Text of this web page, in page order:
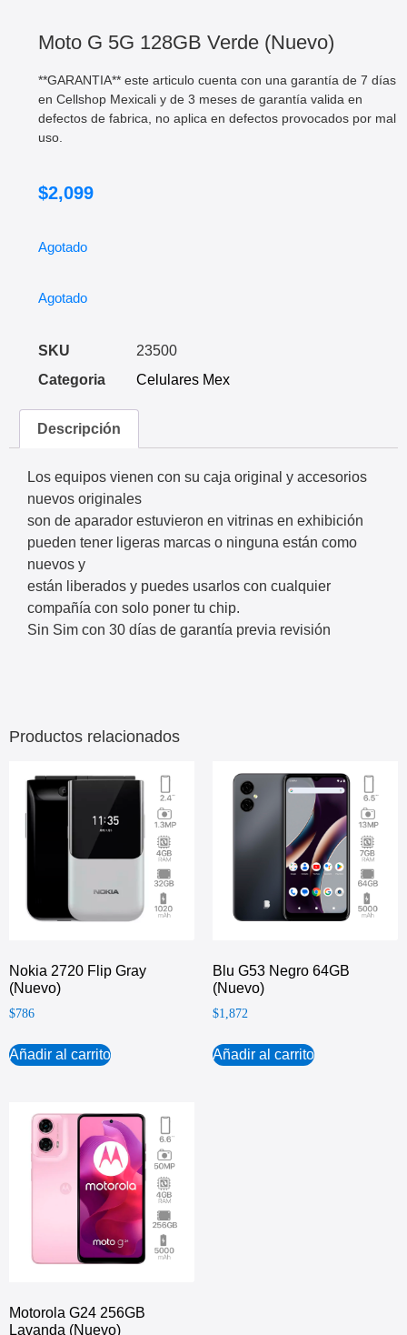
Moto G 5G 128GB Verde (Nuevo)
**GARANTIA** este articulo cuenta con una garantía de 7 días
en Cellshop Mexicali y de 3 meses de garantía valida en
defectos de fabrica, no aplica en defectos provocados por mal
uso.
$2,099
Agotado
Agotado
SKU
23500
Categoria
Celulares Mex
Descripción
Los equipos vienen con su caja original y accesorios
nuevos originales​
son de aparador estuvieron en vitrinas en exhibición
pueden tener ligeras marcas o ninguna están como
nuevos y
​están liberados y puedes usarlos con cualquier
compañía con solo poner tu chip.
Sin Sim con 30 días de garantía previa revisión
Productos relacionados
Nokia 2720 Flip Gray
(Nuevo)
$786
Añadir al carrito
Blu G53 Negro 64GB
(Nuevo)
$1,872
Añadir al carrito
Motorola G24 256GB
Lavanda (Nuevo)